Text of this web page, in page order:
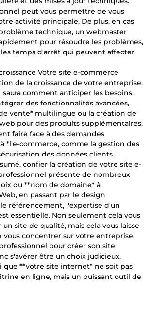
peut vous permettre de vous
activité principale. De plus, en cas
technique, un webmaster
pour résoudre les problèmes,
temps d'arrêt qui peuvent affecter
Votre site e-commerce
de la croissance de votre entreprise.
saura comment anticiper les besoins
des fonctionnalités avancées,
vente* multilingue ou la création de
pour des produits supplémentaires.
faire face à des demandes
*l'e-commerce, comme la gestion des
des données clients.
confier la création de votre site e-
présente de nombreux
du **nom de domaine* à
en passant par le design
référencement, l'expertise d'un
essentielle. Non seulement cela vous
site de qualité, mais cela vous laisse
vous concentrer sur votre entreprise.
pour créer son site
s'avérer être un choix judicieux,
que **votre site internet* ne soit pas
en ligne, mais un puissant outil de